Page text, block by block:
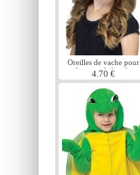
Oreilles de vache pour
enfants sur le bandeau
4.70 €